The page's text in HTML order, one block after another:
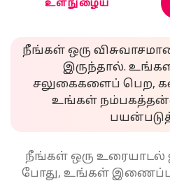
உள்நுழைய
நீங்கள் ஒரு
இருந்தால்.
சலுகைகளைப் பெற,
உங்கள்
நீங்கள் ஒரு உரையாடல்
போது, உங்கள்